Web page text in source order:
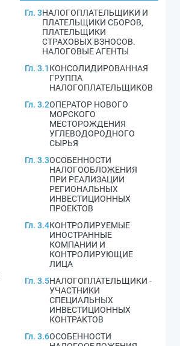
Гл. 3НАЛОГОПЛАТЕЛЬЩИКИ И
ПЛАТЕЛЬЩИКИ СБОРОВ,
ПЛАТЕЛЬЩИКИ
СТРАХОВЫХ ВЗНОСОВ.
НАЛОГОВЫЕ АГЕНТЫ
Гл. 3.1КОНСОЛИДИРОВАННАЯ
ГРУППА
НАЛОГОПЛАТЕЛЬЩИКОВ
Гл. 3.2ОПЕРАТОР НОВОГО
МОРСКОГО
МЕСТОРОЖДЕНИЯ
УГЛЕВОДОРОДНОГО
СЫРЬЯ
Гл. 3.3ОСОБЕННОСТИ
НАЛОГООБЛОЖЕНИЯ
ПРИ РЕАЛИЗАЦИИ
РЕГИОНАЛЬНЫХ
ИНВЕСТИЦИОННЫХ
ПРОЕКТОВ
Гл. 3.4КОНТРОЛИРУЕМЫЕ
ИНОСТРАННЫЕ
КОМПАНИИ И
КОНТРОЛИРУЮЩИЕ
ЛИЦА
Гл. 3.5НАЛОГОПЛАТЕЛЬЩИКИ -
УЧАСТНИКИ
СПЕЦИАЛЬНЫХ
ИНВЕСТИЦИОННЫХ
КОНТРАКТОВ
Гл. 3.6ОСОБЕННОСТИ